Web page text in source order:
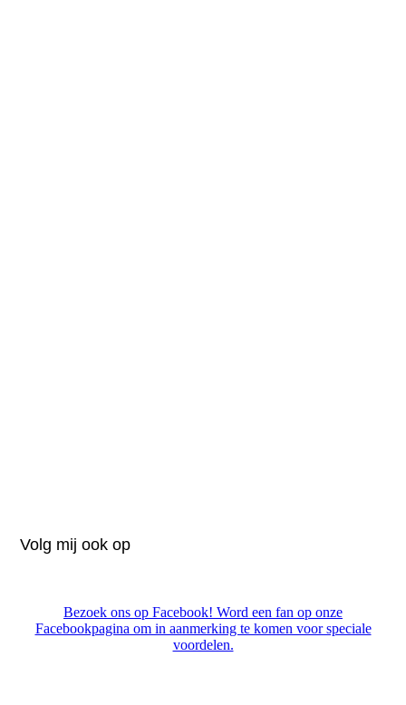
Volg mij ook op
Bezoek ons op Facebook! Word een fan op onze
Facebookpagina om in aanmerking te komen voor speciale
voordelen.